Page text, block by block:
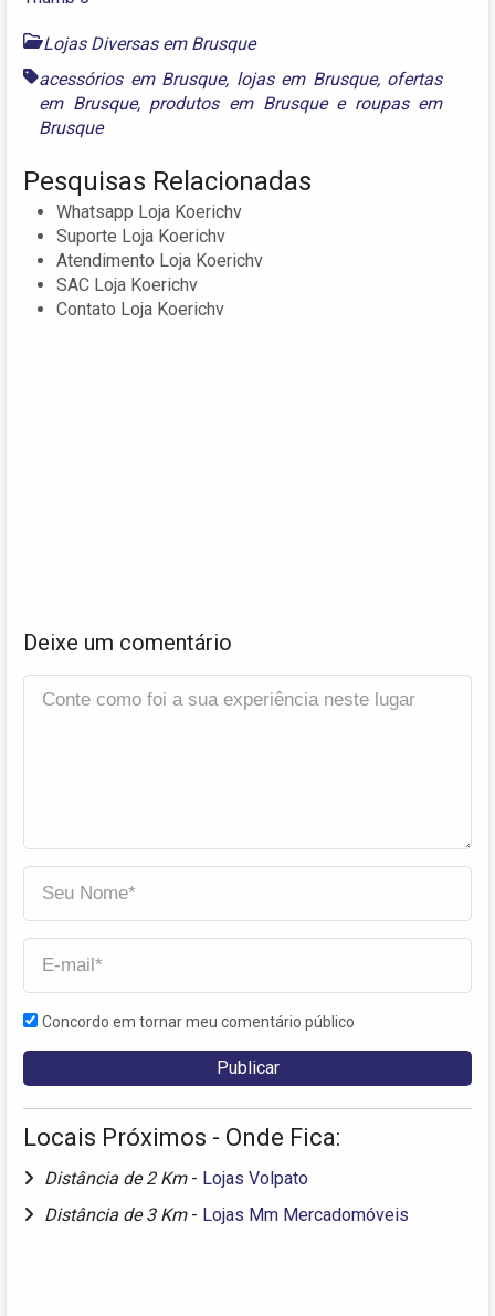
Lojas Diversas em Brusque
acessórios em Brusque, lojas em Brusque, ofertas
em Brusque, produtos em Brusquee roupas em
Brusque
Pesquisas Relacionadas
Whatsapp Loja Koerichv
Suporte Loja Koerichv
Atendimento Loja Koerichv
SAC Loja Koerichv
Contato Loja Koerichv
Deixe um comentário
Concordo em tornar meu comentário público
Locais Próximos - Onde Fica:
Distância de 2 Km - Lojas Volpato
Distância de 3 Km - Lojas Mm Mercadomóveis